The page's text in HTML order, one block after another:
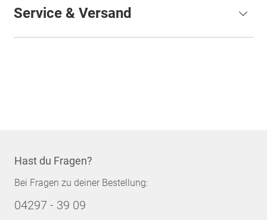
Service & Versand
Hast du Fragen?
Bei Fragen zu deiner Bestellung:
04297 - 39 09